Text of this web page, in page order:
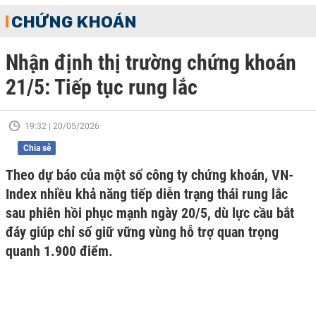
CHỨNG KHOÁN
Nhận định thị trường chứng khoán
21/5: Tiếp tục rung lắc
19:32 | 20/05/2026
Chia sẻ
Theo dự báo của một số công ty chứng khoán, VN-
Index nhiều khả năng tiếp diễn trạng thái rung lắc
sau phiên hồi phục mạnh ngày 20/5, dù lực cầu bắt
đáy giúp chỉ số giữ vững vùng hỗ trợ quan trọng
quanh 1.900 điểm.